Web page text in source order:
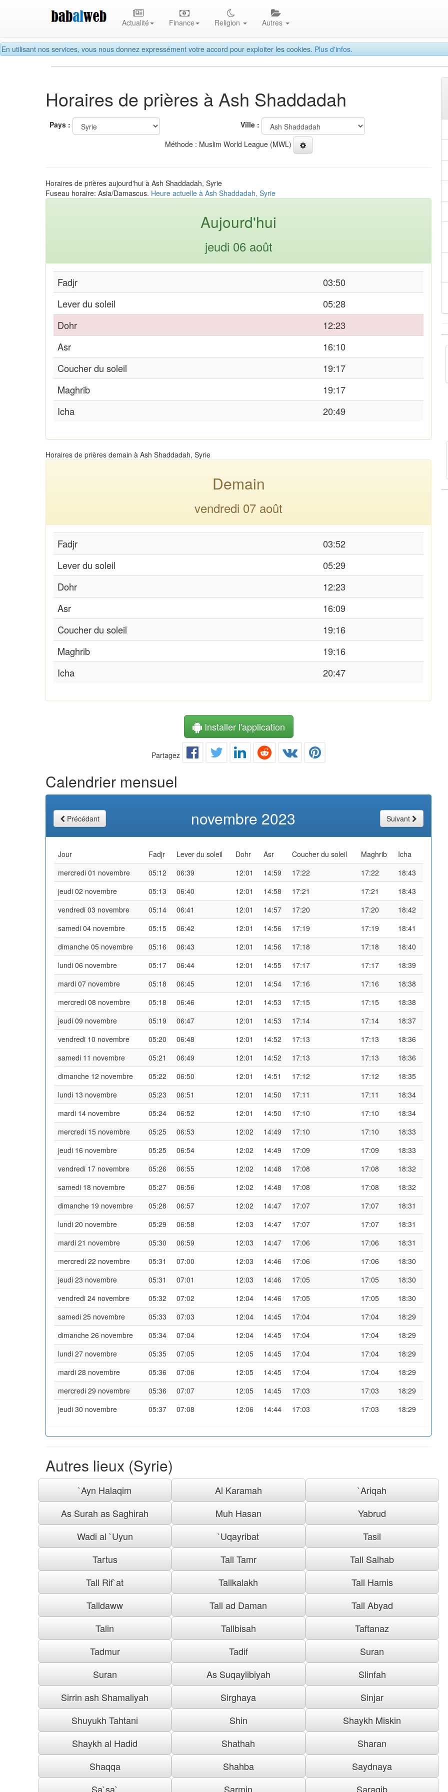
En utilisant nos services, vous nous donnez expressément votre accord pour exploiter les cookies. Plus d'infos.
Actualité Finance Religion Autres
Horaires de prières à Ash Shaddadah
Pays :
Ville :
Méthode : Muslim World League (MWL)
Horaires de prières aujourd'hui à Ash Shaddadah, Syrie
Fuseau horaire: Asia/Damascus. Heure actuelle à Ash Shaddadah, Syrie
Aujourd'hui
jeudi 06 août
Fadjr
03:50
Lever du soleil
05:28
Dohr
12:23
Asr
16:10
Coucher du soleil
19:17
Maghrib
19:17
Icha
20:49
Horaires de prières demain à Ash Shaddadah, Syrie
Demain
vendredi 07 août
Fadjr
03:52
Lever du soleil
05:29
Dohr
12:23
Asr
16:09
Coucher du soleil
19:16
Maghrib
19:16
Icha
20:47
Installer l'application
Partagez
Calendrier mensuel
Précédant novembre 2023 Suivant
Jour Fadjr Lever du soleil Dohr Asr Coucher du soleil Maghrib
Icha
mercredi 01 novembre
05:12 06:39 12:01 14:59 17:22 17:22
18:43
jeudi 02 novembre
05:13 06:40 12:01 14:58 17:21 17:21
18:43
vendredi 03 novembre
05:14 06:41 12:01 14:57 17:20 17:20
18:42
samedi 04 novembre
05:15 06:42 12:01 14:56 17:19 17:19
18:41
dimanche 05 novembre
05:16 06:43 12:01 14:56 17:18 17:18
18:40
lundi 06 novembre
05:17 06:44 12:01 14:55 17:17 17:17
18:39
mardi 07 novembre
05:18 06:45 12:01 14:54 17:16 17:16
18:38
mercredi 08 novembre
05:18 06:46 12:01 14:53 17:15 17:15
18:38
jeudi 09 novembre
05:19 06:47 12:01 14:53 17:14 17:14
18:37
vendredi 10 novembre
05:20 06:48 12:01 14:52 17:13 17:13
18:36
samedi 11 novembre
05:21 06:49 12:01 14:52 17:13 17:13
18:36
dimanche 12 novembre
05:22 06:50 12:01 14:51 17:12 17:12
18:35
lundi 13 novembre
05:23 06:51 12:01 14:50 17:11 17:11
18:34
mardi 14 novembre
05:24 06:52 12:01 14:50 17:10 17:10
18:34
mercredi 15 novembre
05:25 06:53 12:02 14:49 17:10 17:10
18:33
jeudi 16 novembre
05:25 06:54 12:02 14:49 17:09 17:09
18:33
vendredi 17 novembre
05:26 06:55 12:02 14:48 17:08 17:08
18:32
samedi 18 novembre
05:27 06:56 12:02 14:48 17:08 17:08
18:32
dimanche 19 novembre
05:28 06:57 12:02 14:47 17:07 17:07
18:31
lundi 20 novembre
05:29 06:58 12:03 14:47 17:07 17:07
18:31
mardi 21 novembre
05:30 06:59 12:03 14:47 17:06 17:06
18:31
mercredi 22 novembre
05:31 07:00 12:03 14:46 17:06 17:06
18:30
jeudi 23 novembre
05:31 07:01 12:03 14:46 17:05 17:05
18:30
vendredi 24 novembre
05:32 07:02 12:04 14:46 17:05 17:05
18:30
samedi 25 novembre
05:33 07:03 12:04 14:45 17:04 17:04
18:29
dimanche 26 novembre
05:34 07:04 12:04 14:45 17:04 17:04
18:29
lundi 27 novembre
05:35 07:05 12:05 14:45 17:04 17:04
18:29
mardi 28 novembre
05:36 07:06 12:05 14:45 17:04 17:04
18:29
mercredi 29 novembre
05:36 07:07 12:05 14:45 17:03 17:03
18:29
jeudi 30 novembre
05:37 07:08 12:06 14:44 17:03 17:03 18:29
Autres lieux (Syrie)
`Ayn Halaqim Al Karamah
`Ariqah
As Surah as Saghirah
Muh Hasan
Yabrud
Wadi al `Uyun
`Uqayribat
Tasil
Tartus
Tall Tamr
Tall Salhab
Tall Rif`at
Tallkalakh
Tall Hamis
Talldaww
Tall ad Daman
Tall Abyad
Talin
Tallbisah
Taftanaz
Tadmur
Tadif
Suran
Suran
As Suqaylibiyah
Slinfah
Sirrin ash Shamaliyah
Sirghaya
Sinjar
Shuyukh Tahtani
Shin
Shaykh Miskin
Shaykh al Hadid
Shathah
Sharan
Shaqqa
Shahba
Saydnaya
Sa`sa`
Sarmin Saraqib